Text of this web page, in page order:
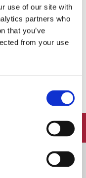
use of our site with
partners who
that you’ve
from your use
mod kræft